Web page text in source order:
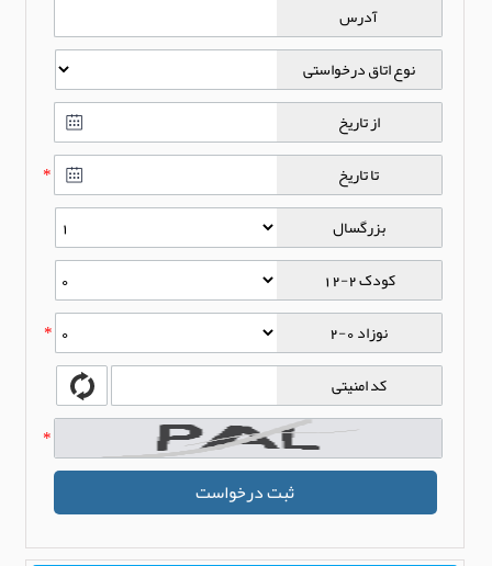
آدرس
نوع اتاق درخواستی
از تاریخ
تا تاریخ
*
بزرگسال
کودک 2-12
نوزاد 0-2
*
کد امنیتی
*
ثبت درخواست